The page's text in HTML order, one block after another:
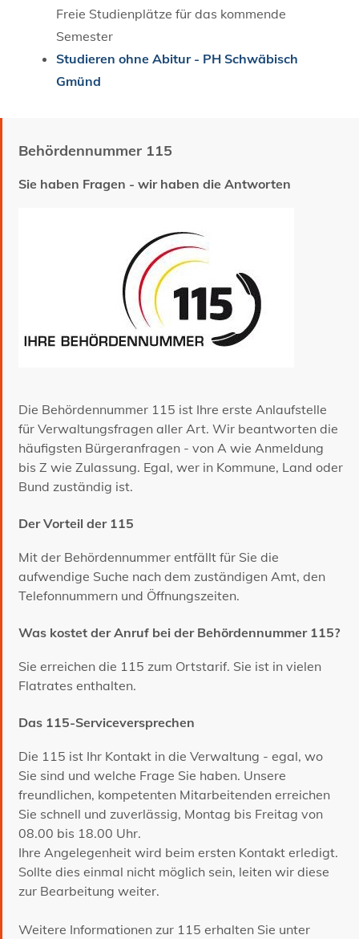
Freie Studienplätze für das kommende
Semester
Studieren ohne Abitur - PH Schwäbisch
Gmünd
Behördennummer 115
Sie haben Fragen - wir haben die Antworten
Die Behördennummer 115 ist Ihre erste Anlaufstelle
für Verwaltungsfragen aller Art. Wir beantworten die
häufigsten Bürgeranfragen - von A wie Anmeldung
bis Z wie Zulassung. Egal, wer in Kommune, Land oder
Bund zuständig ist.
Der Vorteil der 115
Mit der Behördennummer entfällt für Sie die
aufwendige Suche nach dem zuständigen Amt, den
Telefonnummern und Öffnungszeiten.
Was kostet der Anruf bei der Behördennummer 115?
Sie erreichen die 115 zum Ortstarif. Sie ist in vielen
Flatrates enthalten.
Das 115-Serviceversprechen
Die 115 ist Ihr Kontakt in die Verwaltung - egal, wo
Sie sind und welche Frage Sie haben. Unsere
freundlichen, kompetenten Mitarbeitenden erreichen
Sie schnell und zuverlässig, Montag bis Freitag von
08.00 bis 18.00 Uhr.
Ihre Angelegenheit wird beim ersten Kontakt erledigt.
Sollte dies einmal nicht möglich sein, leiten wir diese
zur Bearbeitung weiter.
Weitere Informationen zur 115 erhalten Sie unter